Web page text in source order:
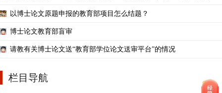
以博士论文原题申报的教育部项目怎么结题？
博士论文教育部盲审
请教有关博士论文送“教育部学位论文送审平台”的情况
栏目导航